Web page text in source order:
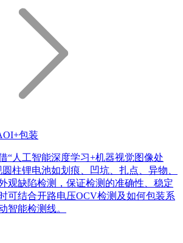
包装
“人工智能深度学习+机器视觉图像处
柱锂电池如划痕、凹坑、扎点、异物、
观缺陷检测，保证检测的准确性、稳定
可结合开路电压OCV检测及如何包装系
智能检测线。